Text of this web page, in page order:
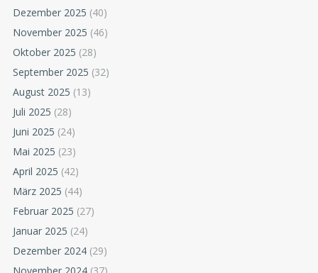
Dezember 2025 (40)
November 2025 (46)
Oktober 2025 (28)
September 2025 (32)
August 2025 (13)
Juli 2025 (28)
Juni 2025 (24)
Mai 2025 (23)
April 2025 (42)
März 2025 (44)
Februar 2025 (27)
Januar 2025 (24)
Dezember 2024 (29)
November 2024 (37)